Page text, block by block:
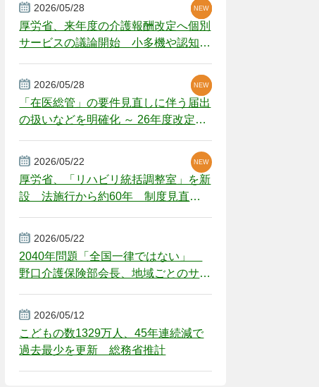
2026/05/28
厚労省、来年度の介護報酬改定へ個別
サービスの議論開始 小多機や認知症
NEW
NEW
NEW
2026/05/28
「在医総管」の要件見直しに伴う届出
の扱いなどを明確化 ～ 26年度改定疑
NEW
NEW
2026/05/22
厚労省、「リハビリ統括調整室」を新
設 法施行から約60年 制度見直し
NEW
2026/05/22
2040年問題「全国一律ではない」
野口介護保険部会長、地域ごとのサー
2026/05/12
こどもの数1329万人、45年連続減で
過去最少を更新 総務省推計